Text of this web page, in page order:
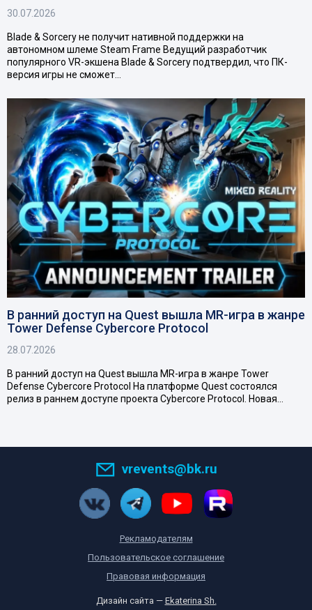
30.07.2026
Blade & Sorcery не получит нативной поддержки на
автономном шлеме Steam Frame Ведущий разработчик
популярного VR-экшена Blade & Sorcery подтвердил, что ПК-
версия игры не сможет…
В ранний доступ на Quest вышла MR-игра в жанре
Tower Defense Cybercore Protocol
28.07.2026
В ранний доступ на Quest вышла MR-игра в жанре Tower
Defense Cybercore Protocol На платформе Quest состоялся
релиз в раннем доступе проекта Cybercore Protocol. Новая…
vrevents@bk.ru
Рекламодателям
Пользовательское соглашение
Правовая информация
Дизайн сайта — Ekaterina Sh.